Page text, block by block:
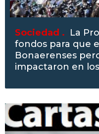
Sociedad . La
fondos para que
Bonaerenses
impactaron en